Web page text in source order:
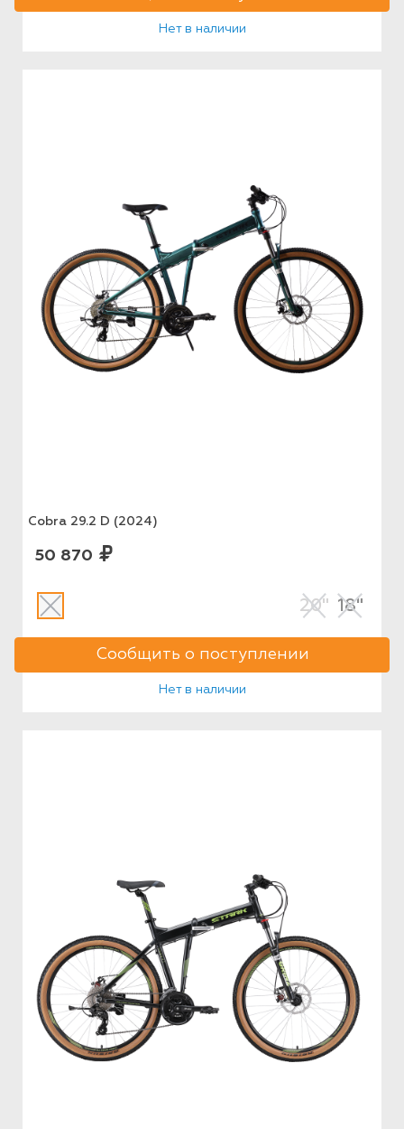
Нет в наличии
Cobra 29.2 D (2024)
50 870
18"
20"
Сообщить о поступлении
Нет в наличии